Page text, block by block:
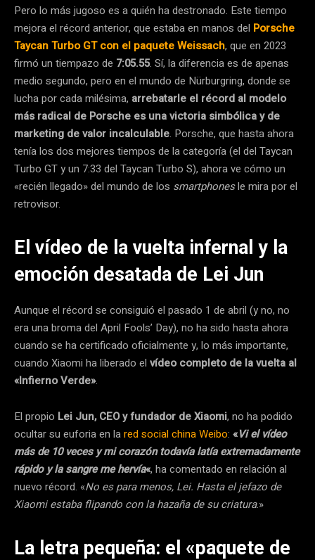
Pero lo más jugoso es a quién ha destronado. Este tiempo
mejora el récord anterior, que estaba en manos del Porsche
Taycan Turbo GT con el paquete Weissach, que en 2023
firmó un tiempazo de 7:05.55. Sí, la diferencia es de apenas
medio segundo, pero en el mundo de Nürburgring, donde se
lucha por cada milésima, arrebatarle el récord al modelo
más radical de Porsche es una victoria simbólica y de
marketing de valor incalculable. Porsche, que hasta ahora
tenía los dos mejores tiempos de la categoría (el del Taycan
Turbo GT y un 7:33 del Taycan Turbo S), ahora ve cómo un
«recién llegado» del mundo de los smartphonesle mira por el
retrovisor.
El vídeo de la vuelta infernal y la
emoción desatada de Lei Jun
Aunque el récord se consiguió el pasado 1 de abril (y no, no
era una broma del April Fools’ Day), no ha sido hasta ahora
cuando se ha certificado oficialmente y, lo más importante,
cuando Xiaomi ha liberado el vídeo completo de la vuelta al
«Infierno Verde».
El propio Lei Jun, CEO y fundador de Xiaomi, no ha podido
ocultar su euforia en lared social china Weibo: «Vi el vídeo
más de 10 veces y mi corazón todavía latía extremadamente
rápido y la sangre me hervía«, ha comentado en relación al
nuevo récord. «No es para menos, Lei. Hasta el jefazo de
Xiaomi estaba flipando con la hazaña de su criatura.»
La letra pequeña: el «paquete de